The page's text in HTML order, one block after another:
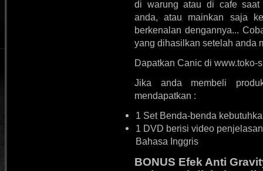
di warung atau di cafe saat
anda, atau mainkan saja
berkenalan dengannya...
yang dihasilkan setelah anda
Dapatkan Canic di www.toko-
Jika anda membeli
mendapatkan :
1 Set Benda-benda
1 DVD berisi video
Bahasa Inggris
BONUS Efek Anti